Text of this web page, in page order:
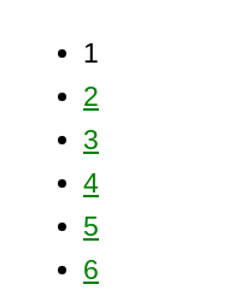
1
2
3
4
5
6